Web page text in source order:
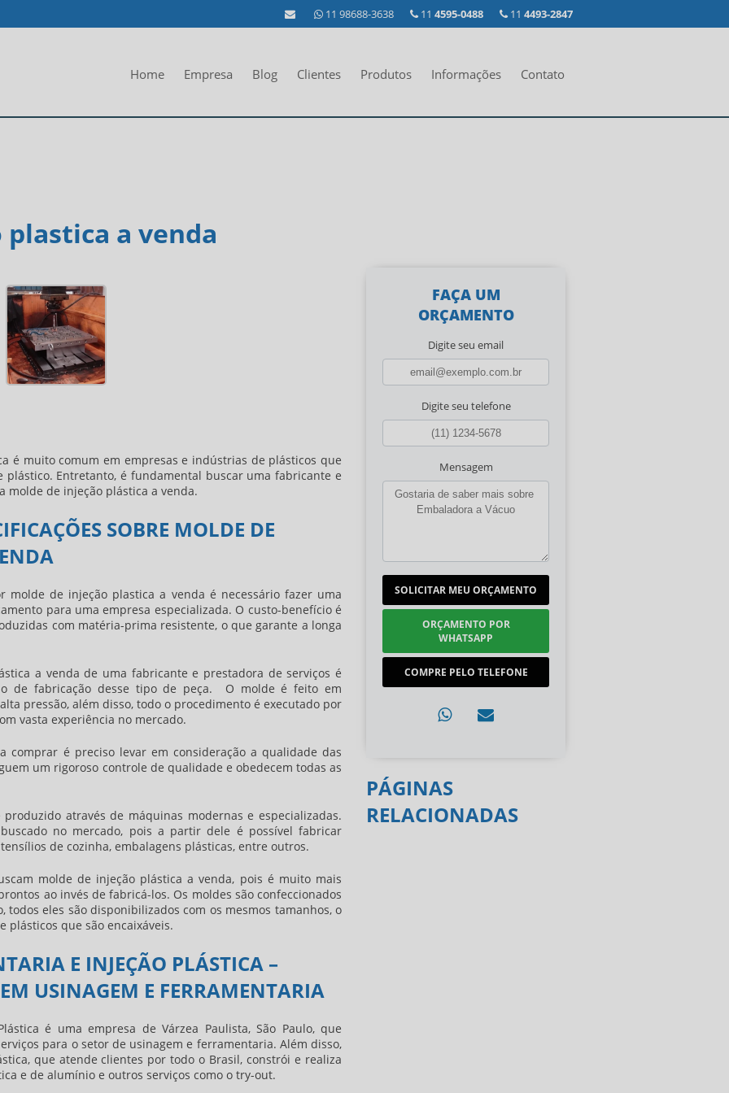
11 4493-2847
11 4595-0488
11 98688-3638
Home Empresa Blog Clientes Produtos Informações Contato
a venda
é muito comum em empresas e indústrias de plásticos que
Entretanto, é fundamental buscar uma fabricante e
molde de injeção plástica a venda.
SOBRE MOLDE DE
molde de injeção plastica a venda é necessário fazer uma
para uma empresa especializada. O custo-benefício é
com matéria-prima resistente, o que garante a longa
a venda de uma fabricante e prestadora de serviços é
de fabricação desse tipo de peça. O molde é feito em
pressão, além disso, todo o procedimento é executado por
vasta experiência no mercado.
comprar é preciso levar em consideração a qualidade das
um rigoroso controle de qualidade e obedecem todas as
através de máquinas modernas e especializadas.
no mercado, pois a partir dele é possível fabricar
de cozinha, embalagens plásticas, entre outros.
molde de injeção plástica a venda, pois é muito mais
ao invés de fabricá-los. Os moldes são confeccionados
eles são disponibilizados com os mesmos tamanhos, o
que são encaixáveis.
E INJEÇÃO PLÁSTICA –
USINAGEM E FERRAMENTARIA
é uma empresa de Várzea Paulista, São Paulo, que
para o setor de usinagem e ferramentaria. Além disso,
que atende clientes por todo o Brasil, constrói e realiza
e de alumínio e outros serviços como o try-out.
FAÇA UM
ORÇAMENTO
Digite seu email
Digite seu telefone
Mensagem
SOLICITAR MEU ORÇAMENTO
ORÇAMENTO POR
WHATSAPP
COMPRE PELO TELEFONE
PÁGINAS
RELACIONADAS